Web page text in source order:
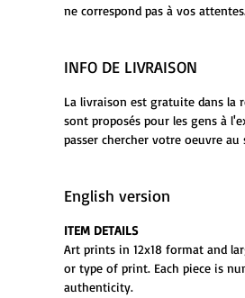
ne correspond pas à vos
INFO DE LIVRAISON
La livraison est gratuite dans la
sont proposés pour les gens à
passer chercher votre oeuvre
English version
ITEM DETAILS
Art prints in 12x18 format and
or type of print. Each piece is
authenticity.